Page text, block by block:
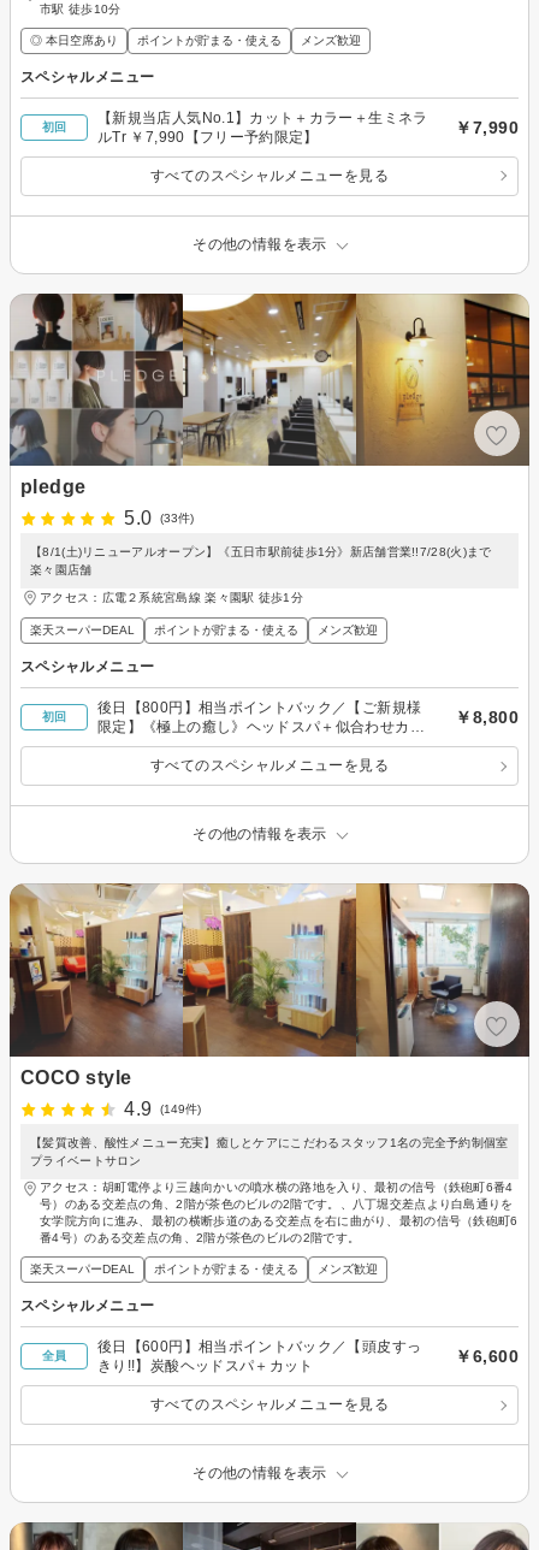
市駅 徒歩10分
◎ 本日空席あり ポイントが貯まる・使える メンズ歓迎
スペシャルメニュー
初回
【新規当店人気No.1】カット＋カラー＋生ミネラ
ルTr ￥7,990【フリー予約限定】
￥7,990
すべてのスペシャルメニューを見る
その他の情報を表示
pledge
5.0
(33件)
【8/1(土)リニューアルオープン】《五日市駅前徒歩1分》新店舗営業!!7/28(火)まで
楽々園店舗
アクセス：広電２系統宮島線 楽々園駅 徒歩1分
楽天スーパーDEAL ポイントが貯まる・使える メンズ歓迎
スペシャルメニュー
初回
後日【800円】相当ポイントバック／【ご新規様
限定】《極上の癒し》ヘッドスパ＋似合わせカッ
ト￥8,800
￥8,800
すべてのスペシャルメニューを見る
その他の情報を表示
COCO style
4.9
(149件)
【髪質改善、酸性メニュー充実】癒しとケアにこだわるスタッフ1名の完全予約制個室
プライベートサロン
アクセス：胡町電停より三越向かいの噴水横の路地を入り、最初の信号（鉄砲町6番4
号）のある交差点の角、2階が茶色のビルの2階です。、八丁堀交差点より白島通りを
女学院方向に進み、最初の横断歩道のある交差点を右に曲がり、最初の信号（鉄砲町6
番4号）のある交差点の角、2階が茶色のビルの2階です。
楽天スーパーDEAL ポイントが貯まる・使える メンズ歓迎
スペシャルメニュー
全員
後日【600円】相当ポイントバック／【頭皮すっ
きり!!】炭酸ヘッドスパ＋カット
￥6,600
すべてのスペシャルメニューを見る
その他の情報を表示